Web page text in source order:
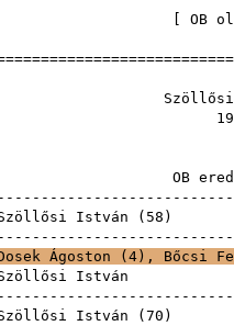
OB
István ( 58
Ágoston ( 4 ), Bőcsi
István ( 70